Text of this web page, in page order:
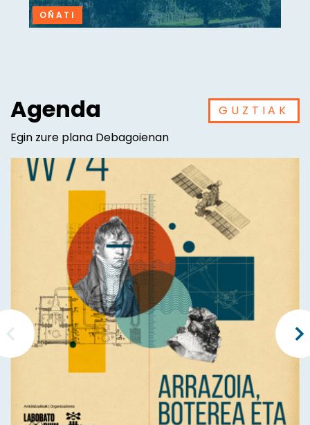
OÑATI
Agenda
Egin zure plana Debagoienan
GUZTIAK